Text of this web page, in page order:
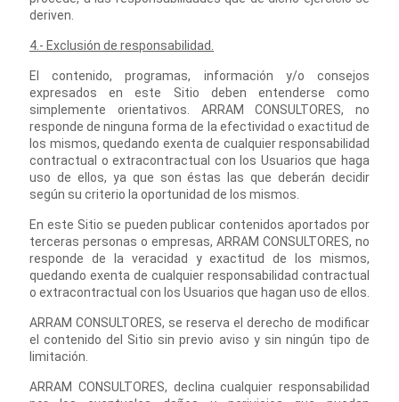
deriven.
4.- Exclusión de responsabilidad.
El contenido, programas, información y/o consejos
expresados en este Sitio deben entenderse como
simplemente orientativos. ARRAM CONSULTORES, no
responde de ninguna forma de la efectividad o exactitud de
los mismos, quedando exenta de cualquier responsabilidad
contractual o extracontractual con los Usuarios que haga
uso de ellos, ya que son éstas las que deberán decidir
según su criterio la oportunidad de los mismos.
En este Sitio se pueden publicar contenidos aportados por
terceras personas o empresas, ARRAM CONSULTORES, no
responde de la veracidad y exactitud de los mismos,
quedando exenta de cualquier responsabilidad contractual
o extracontractual con los Usuarios que hagan uso de ellos.
ARRAM CONSULTORES, se reserva el derecho de modificar
el contenido del Sitio sin previo aviso y sin ningún tipo de
limitación.
ARRAM CONSULTORES, declina cualquier responsabilidad